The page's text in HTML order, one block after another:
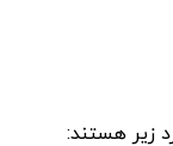
زیر هستند: